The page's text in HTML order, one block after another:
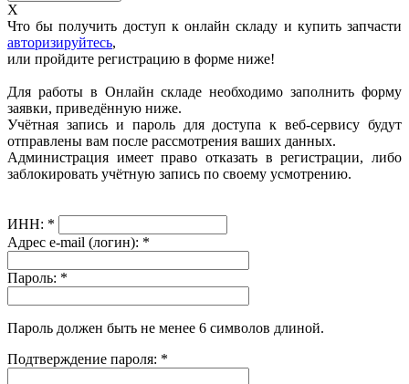
X
Что бы получить доступ к онлайн складу и купить запчасти
авторизируйтесь,
или пройдите регистрацию в форме ниже!
Для работы в Онлайн складе необходимо заполнить форму
заявки, приведённую ниже.
Учётная запись и пароль для доступа к веб-сервису будут
отправлены вам после рассмотрения ваших данных.
Администрация имеет право отказать в регистрации, либо
заблокировать учётную запись по своему усмотрению.
ИНН: *
Адрес e-mail (логин): *
Пароль: *
Пароль должен быть не менее 6 символов длиной.
Подтверждение пароля: *